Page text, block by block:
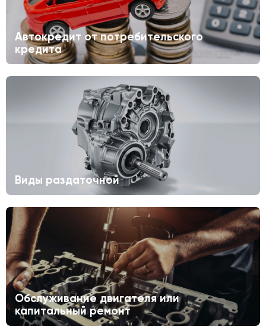
Автокредит от потребительского
кредита
Виды раздаточной
Обслуживание двигателя или
капитальный ремонт